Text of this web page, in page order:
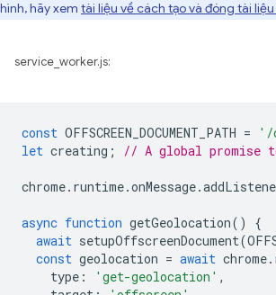
hình, hãy xem tài liệu về cách tạo và đóng tài
service_worker.js:
const OFFSCREEN_DOCUMENT_PATH = '/
let creating ; // A global promise
chrome. runtime.onMessage.
async function getGeolocation()
{
await setupOffscreenDocument(
const geolocation = await chrome.
type : 'get-geolocation' ,